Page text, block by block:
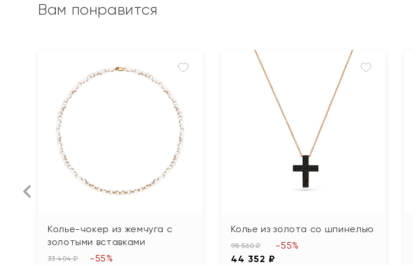
Вам понравится
Колье-чокер из жемчуга с
золотыми вставками
33 404 ₽ -55%
Колье из золота со шпинелью
98 560 ₽
44 352 ₽
-55%